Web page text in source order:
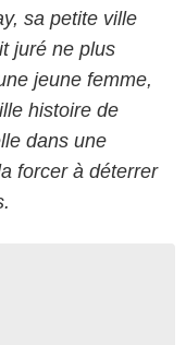
sa petite ville
juré ne plus
jeune femme,
histoire de
dans une
forcer à déterrer